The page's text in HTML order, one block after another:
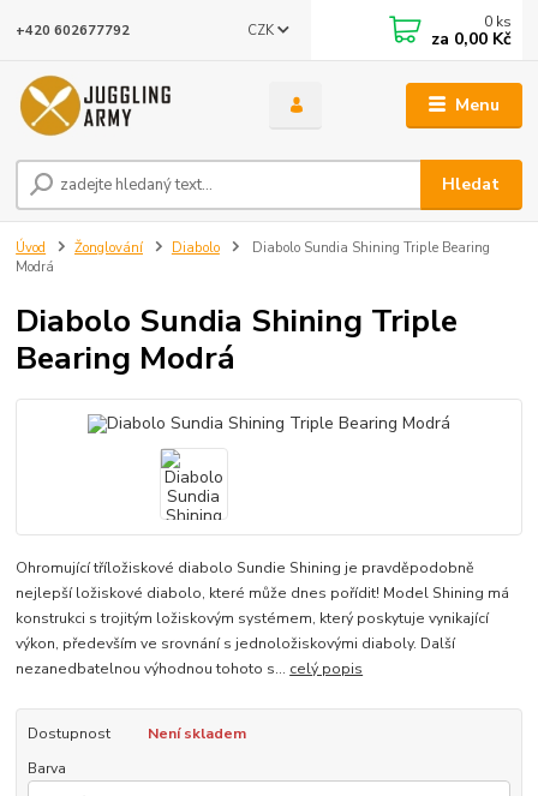
Menu
CZK
Hledat
+420 602677792 0 ks
za 0,00 Kč
Úvod Žonglování Diabolo
Diabolo Sundia Shining Triple Bearing
Modrá
Diabolo Sundia Shining Triple
Bearing Modrá
Ohromující tříložiskové diabolo Sundie Shining je pravděpodobně
nejlepší ložiskové diabolo, které může dnes pořídit! Model Shining má
konstrukci s trojitým ložiskovým systémem, který poskytuje vynikající
výkon, především ve srovnání s jednoložiskovými diaboly. Další
nezanedbatelnou výhodnou tohoto s... celý popis
Dostupnost
Není skladem
Barva